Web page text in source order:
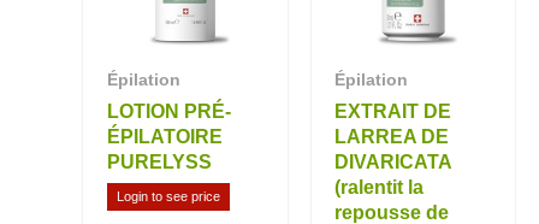
Épilation
LOTION PRÉ-
ÉPILATOIRE
PURELYSS
Login to see price
Épilation
EXTRAIT DE
LARREA DE
DIVARICATA
(ralentit la
repousse de